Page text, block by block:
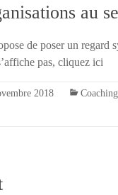
au
de poser un regard
pas, cliquez ici
2018 Coaching